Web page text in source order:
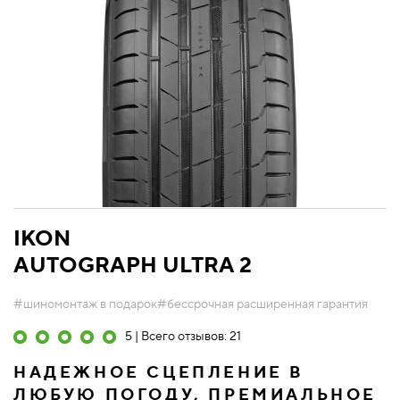
IKON
AUTOGRAPH ULTRA 2
#шиномонтаж в подарок#бессрочная расширенная гарантия
5 | Всего отзывов: 21
НАДЕЖНОЕ СЦЕПЛЕНИЕ В
ЛЮБУЮ ПОГОДУ, ПРЕМИАЛЬНОЕ